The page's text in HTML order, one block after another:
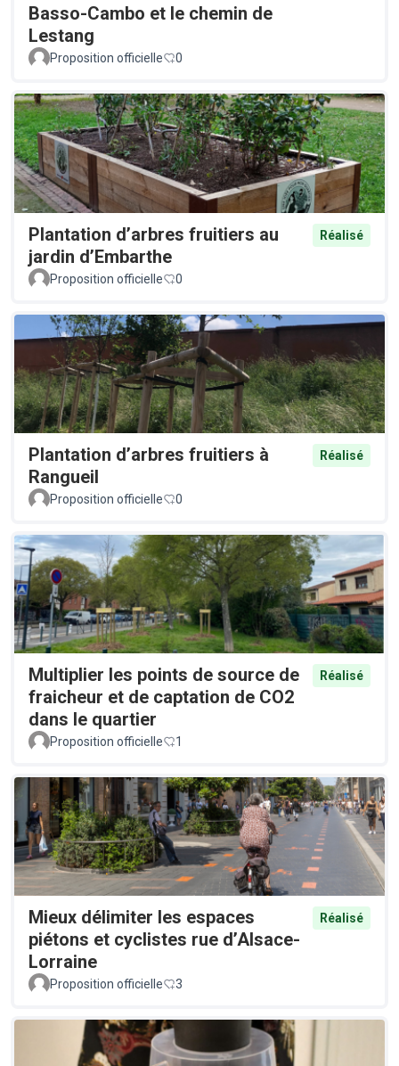
Basso-Cambo et le chemin de
Lestang
Proposition officielle 0
Plantation d’arbres fruitiers au
jardin d’Embarthe
Réalisé
Proposition officielle 0
Plantation d’arbres fruitiers à
Rangueil
Réalisé
Proposition officielle 0
Multiplier les points de source de
fraicheur et de captation de CO2
dans le quartier
Réalisé
Proposition officielle 1
Mieux délimiter les espaces
piétons et cyclistes rue d’Alsace-
Lorraine
Réalisé
Proposition officielle 3